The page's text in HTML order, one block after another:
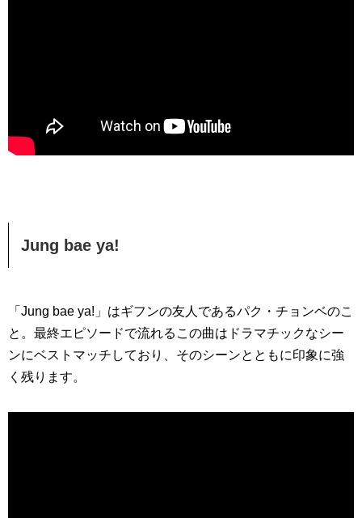
Jung bae ya!
「Jung bae ya!」はギフンの友人であるパク・チョンベのこ
と。最終エピソードで流れるこの曲はドラマチックなシー
ンにベストマッチしており、そのシーンとともに印象に強
く残ります。